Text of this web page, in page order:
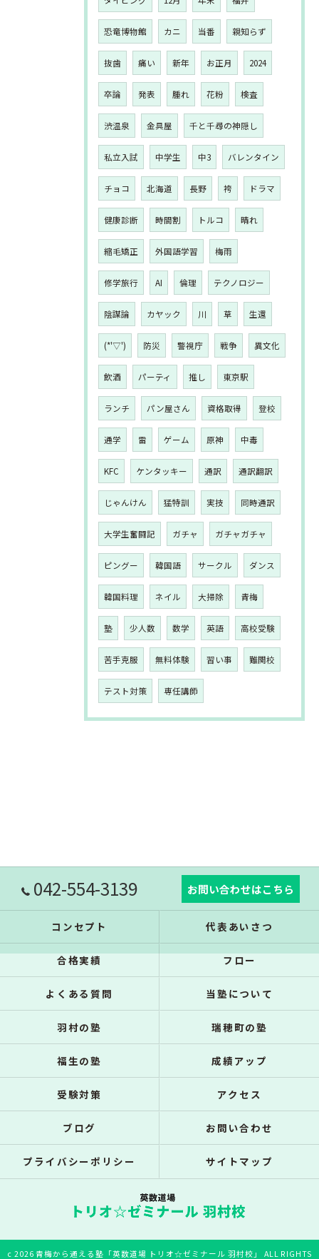
恐竜博物館 カニ 当番 親知らず
抜歯 痛い 新年 お正月 2024
卒論 発表 腫れ 花粉 検査
渋温泉 金具屋 千と千尋の神隠し
私立入試 中学生 中3 バレンタイン
チョコ 北海道 長野 袴 ドラマ
健康診断 時間割 トルコ 晴れ
縮毛矯正 外国語学習 梅雨
修学旅行 AI 倫理 テクノロジー
陰謀論 カヤック 川 草 生還
(*'▽') 防災 警視庁 戦争 異文化
飲酒 パーティ 推し 東京駅
ランチ パン屋さん 資格取得 登校
通学 雷 ゲーム 原神 中毒
KFC ケンタッキー 通訳 通訳翻訳
じゃんけん 猛特訓 実技 同時通訳
大学生奮闘記 ガチャ ガチャガチャ
ピングー 韓国語 サークル ダンス
韓国料理 ネイル 大掃除 青梅
塾 少人数 数学 英語 高校受験
苦手克服 無料体験 習い事 難関校
テスト対策 専任講師
042-554-3139 お問い合わせはこちら
コンセプト 代表あいさつ
合格実績 フロー
よくある質問 当塾について
羽村の塾 瑞穂町の塾
福生の塾 成績アップ
受験対策 アクセス
ブログ お問い合わせ
プライバシーポリシー サイトマップ
c 2026 青梅から通える塾「英数道場 トリオ☆ゼミナール 羽村校」 ALL RIGHTS